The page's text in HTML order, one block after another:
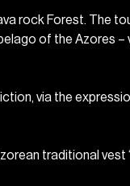
rock Forest. The
of the Azores
via the
traditional vest